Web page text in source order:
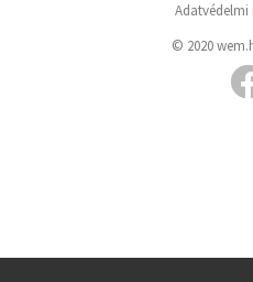
© 2020